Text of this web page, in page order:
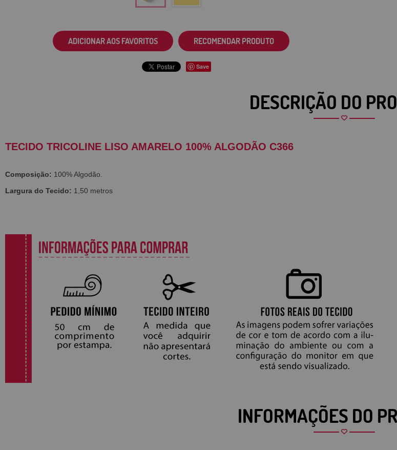
ADICIONAR AOS FAVORITOS RECOMENDAR PRODUTO
Save
DESCRIÇÃO DO
TECIDO TRICOLINE LISO AMARELO 100% ALGODÃO C366
Composição: 100% Algodão.
Largura do Tecido: 1,50 metros
INFORMAÇÕES DO